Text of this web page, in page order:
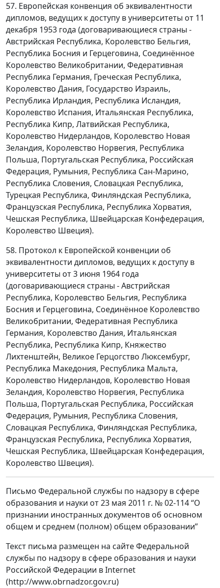
57. Европейская конвенция об эквивалентности
дипломов, ведущих к доступу в университеты от 11
декабря 1953 года (договаривающиеся страны -
Австрийская Республика, Королевство Бельгия,
Республика Босния и Герцеговина, Соединённое
Королевство Великобритании, Федеративная
Республика Германия, Греческая Республика,
Королевство Дания, Государство Израиль,
Республика Ирландия, Республика Исландия,
Королевство Испания, Итальянская Республика,
Республика Кипр, Латвийская Республика,
Королевство Нидерландов, Королевство Новая
Зеландия, Королевство Норвегия, Республика
Польша, Португальская Республика, Российская
Федерация, Румыния, Республика Сан-Марино,
Республика Словения, Словацкая Республика,
Турецкая Республика, Финляндская Республика,
Французская Республика, Республика Хорватия,
Чешская Республика, Швейцарская Конфедерация,
Королевство Швеция).
58. Протокол к Европейской конвенции об
эквивалентности дипломов, ведущих к доступу в
университеты от 3 июня 1964 года
(договаривающиеся страны - Австрийская
Республика, Королевство Бельгия, Республика
Босния и Герцеговина, Соединённое Королевство
Великобритании, Федеративная Республика
Германия, Королевство Дания, Итальянская
Республика, Республика Кипр, Княжество
Лихтенштейн, Великое Герцогство Люксембург,
Республика Македония, Республика Мальта,
Королевство Нидерландов, Королевство Новая
Зеландия, Королевство Норвегия, Республика
Польша, Португальская Республика, Российская
Федерация, Румыния, Республика Словения,
Словацкая Республика, Финляндская Республика,
Французская Республика, Республика Хорватия,
Чешская Республика, Швейцарская Конфедерация,
Королевство Швеция).
Письмо Федеральной службы по надзору в сфере
образования и науки от 23 мая 2011 г. № 02-114 “О
признании иностранных документов об основном
общем и среднем (полном) общем образовании”
Текст письма размещен на сайте Федеральной
службы по надзору в сфере образования и науки
Российской Федерации в Internet
(http://www.obrnadzor.gov.ru)